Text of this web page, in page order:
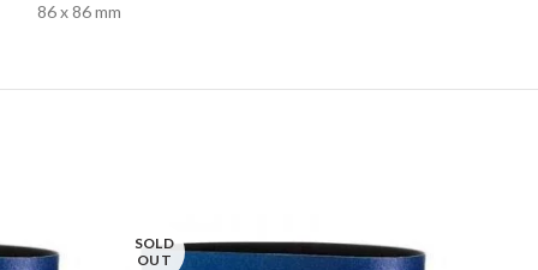
86 x 86 mm
SOLD
OUT